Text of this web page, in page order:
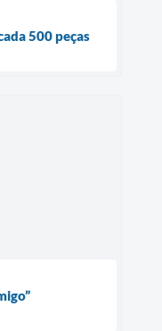
500 peças